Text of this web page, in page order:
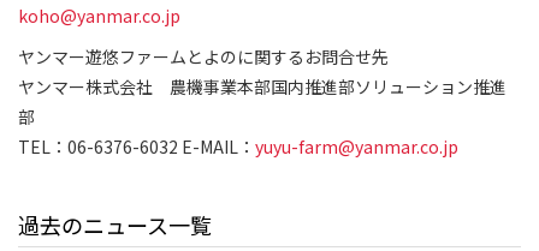
koho@yanmar.co.jp
ヤンマー遊悠ファームとよのに関するお問合せ先
ヤンマー株式会社 農機事業本部国内推進部ソリューション推進
部
TEL：06-6376-6032 E-MAIL： yuyu-farm@yanmar.co.jp
過去のニュース一覧